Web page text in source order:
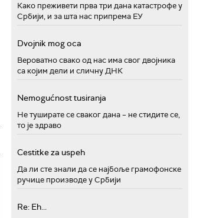
Како преживети прва три дана катастрофе у
Србији, и за шта нас припрема ЕУ
Dvojnik mog oca
Вероватно свако од нас има свог двојника
са којим дели и сличну ДНК
Nemogućnost tusiranja
Не туширате се сваког дана – не стидите се,
то је здраво
Cestitke za uspeh
Да ли сте знали да се најбоље грамофонске
ручице производе у Србији
Re: Eh...